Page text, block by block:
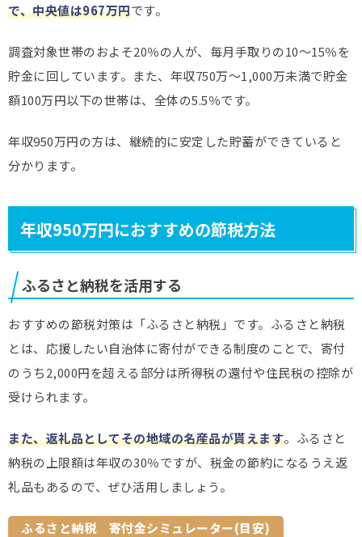
で、中央値は967万円です。
調査対象世帯のおよそ20％の人が、毎月手取りの10～15％を
貯金に回しています。また、年収750万～1,000万未満で貯金
額100万円以下の世帯は、全体の5.5％です。
年収950万円の方は、継続的に安定した貯蓄ができていると
分かります。
年収950万円におすすめの節税方法
ふるさと納税を活用する
おすすめの節税対策は「ふるさと納税」です。ふるさと納税
とは、応援したい自治体に寄付ができる制度のことで、寄付
のうち2,000円を超える部分は所得税の還付や住民税の控除が
受けられます。
また、返礼品としてその地域の名産品が貰えます。ふるさと
納税の上限額は年収の30％ですが、税金の節約になるうえ返
礼品もあるので、ぜひ活用しましょう。
ふるさと納税 寄付金シミュレーター(目安)